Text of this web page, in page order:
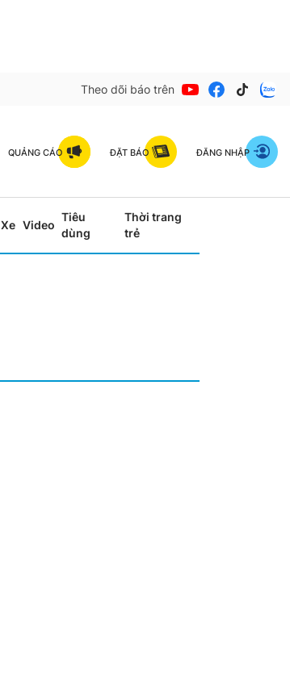
Theo dõi báo trên
QUẢNG CÁO ĐẶT BÁO ĐĂNG NHẬP
Xe Video
Tiêu
dùng
Thời trang
trẻ